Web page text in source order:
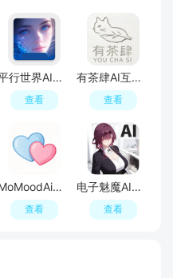
平行世界AI虚拟女友免费版
查看
有茶肆AI互动解限版
查看
MoMoodAi气泡聊天官方正版
查看
电子魅魔AI聊天软件(Meimodu)
查看